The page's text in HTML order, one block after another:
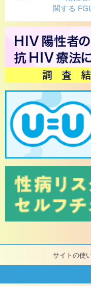
サイトの使
関する